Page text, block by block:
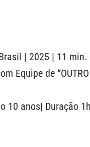
| 2025 | 11 min.
Equipe de
10 anos| Duração